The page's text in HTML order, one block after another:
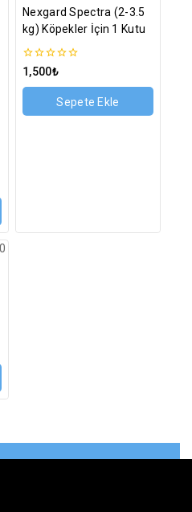
Nexgard Spectra (2-3.5
kg) Köpekler İçin 1 Kutu
0
üzerinden
1,500₺
Sepete Ekle